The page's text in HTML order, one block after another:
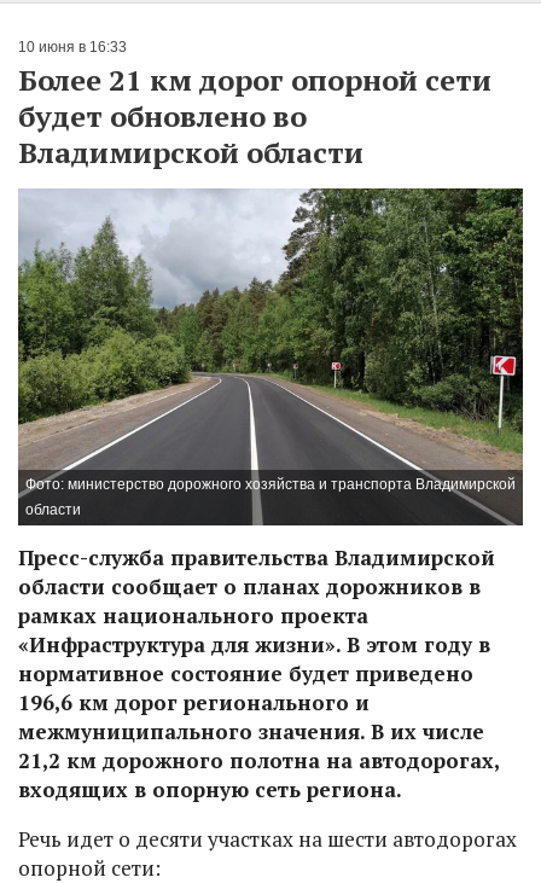
10 июня в 16:33
Более 21 км дорог опорной сети
будет обновлено во
Владимирской области
Фото: министерство дорожного хозяйства и транспорта Владимирской
области
Пресс-служба правительства Владимирской
области сообщает о планах дорожников в
рамках национального проекта
«Инфраструктура для жизни». В этом году в
нормативное состояние будет приведено
196,6 км дорог регионального и
межмуниципального значения. В их числе
21,2 км дорожного полотна на автодорогах,
входящих в опорную сеть региона.
Речь идет о десяти участках на шести автодорогах
опорной сети: